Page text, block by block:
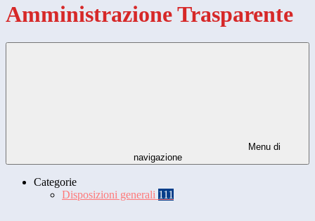
Amministrazione Trasparente
Menu di
navigazione
Categorie
Disposizioni generali 111